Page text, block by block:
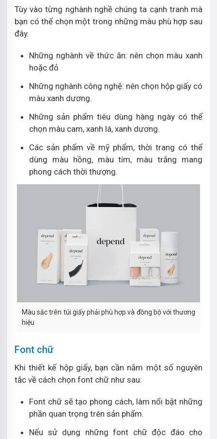
Tùy vào từng nghành nghề chúng ta cạnh tranh mà
bạn có thể chọn một trong những màu phù hợp sau
đây.
Những nghành về thức ăn: nên chọn màu xanh
hoặc đỏ
Những nghành công nghệ: nên chọn hộp giấy có
màu xanh dương.
Những sản phẩm tiêu dùng hàng ngày có thể
chọn màu cam, xanh lá, xanh dương.
Các sản phẩm về mỹ phẩm, thời trang có thể
dùng màu hồng, màu tím, màu trắng mang
phong cách thời thượng.
Màu sắc trên túi giấy phải phù hợp và đồng bộ với thương
hiệu
Font chữ
Khi thiết kế hộp giấy, bạn cần nắm một số nguyên
tắc về cách chọn font chữ như sau:
Font chữ sẽ tạo phong cách, làm nổi bật những
phần quan trọng trên sản phẩm.
Nếu sử dụng những font chữ độc đáo cho